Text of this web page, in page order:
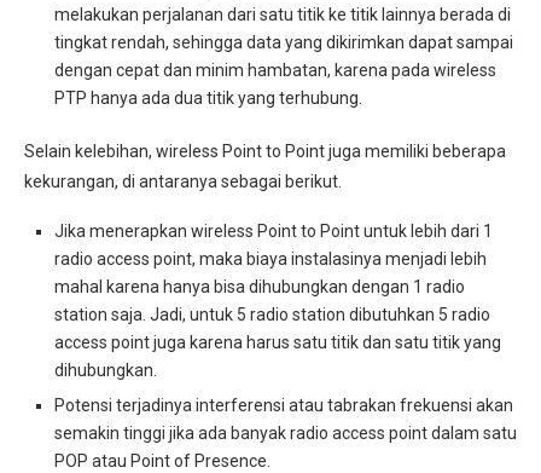
melakukan perjalanan dari satu titik ke titik lainnya berada di
tingkat rendah, sehingga data yang dikirimkan dapat sampai
dengan cepat dan minim hambatan, karena pada wireless
PTP hanya ada dua titik yang terhubung.
Selain kelebihan, wireless Point to Point juga memiliki beberapa
kekurangan, di antaranya sebagai berikut.
Jika menerapkan wireless Point to Point untuk lebih dari 1
radio access point, maka biaya instalasinya menjadi lebih
mahal karena hanya bisa dihubungkan dengan 1 radio
station saja. Jadi, untuk 5 radio station dibutuhkan 5 radio
access point juga karena harus satu titik dan satu titik yang
dihubungkan.
Potensi terjadinya interferensi atau tabrakan frekuensi akan
semakin tinggi jika ada banyak radio access point dalam satu
POP atau Point of Presence.